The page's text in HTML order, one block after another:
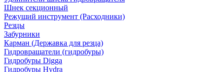
Шнек секционный
Режущий инструмент (Расходники)
Резцы
Забурники
Карман (Державка для резца)
Гидровращатели (гидробуры)
Гидробуры Digga
Гидробуры Hydra